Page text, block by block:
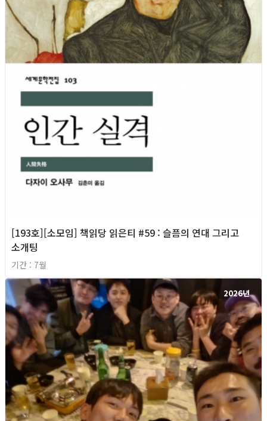
[193호][소모임] 책읽당 읽은티 #59 : 슬픔의 연대 그리고
소개팅
기간 : 7월
2026년